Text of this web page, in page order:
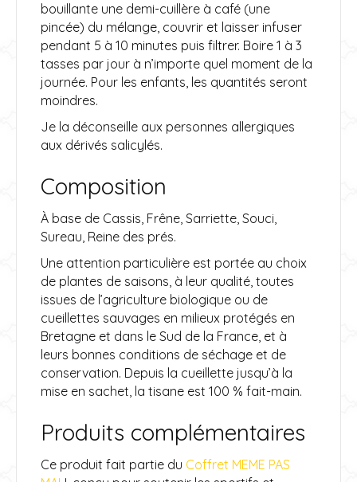
bouillante une demi-cuillère à café (une
pincée) du mélange, couvrir et laisser infuser
pendant 5 à 10 minutes puis filtrer. Boire 1 à 3
tasses par jour à n’importe quel moment de la
journée. Pour les enfants, les quantités seront
moindres.
Je la déconseille aux personnes allergiques
aux dérivés salicylés.
Composition
À base de Cassis, Frêne, Sarriette, Souci,
Sureau, Reine des prés.
Une attention particulière est portée au choix
de plantes de saisons, à leur qualité, toutes
issues de l’agriculture biologique ou de
cueillettes sauvages en milieux protégés en
Bretagne et dans le Sud de la France, et à
leurs bonnes conditions de séchage et de
conservation. Depuis la cueillette jusqu’à la
mise en sachet, la tisane est 100 % fait-main.
Produits complémentaires
Ce produit fait partie du Coffret MEME PAS